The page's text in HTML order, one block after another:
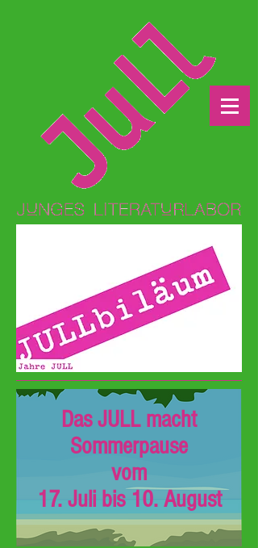
Das JULL macht
Sommerpause
vom
17. Juli bis 10. August